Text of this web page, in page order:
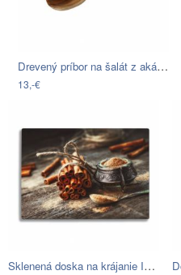
Drevený príbor na šalát z akáciového…
13,-€
Sklenená doska na krájanie Insigne…